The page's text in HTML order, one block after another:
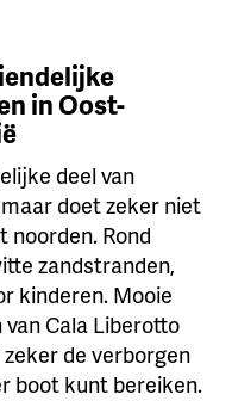
in Oost-
deel van
doet zeker niet
noorden. Rond
zandstranden,
kinderen. Mooie
Cala Liberotto
de verborgen
boot kunt bereiken.